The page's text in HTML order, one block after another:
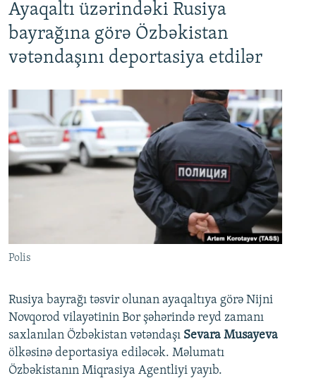
Ayaqaltı üzərindəki Rusiya
bayrağına görə Özbəkistan
vətəndaşını deportasiya etdilər
Polis
Rusiya bayrağı təsvir olunan ayaqaltıya görə Nijni
Novqorod vilayətinin Bor şəhərində reyd zamanı
saxlanılan Özbəkistan vətəndaşı Sevara Musayeva
ölkəsinə deportasiya ediləcək. Məlumatı
Özbəkistanın Miqrasiya Agentliyi yayıb.